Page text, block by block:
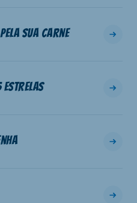
sua carne
estrelas